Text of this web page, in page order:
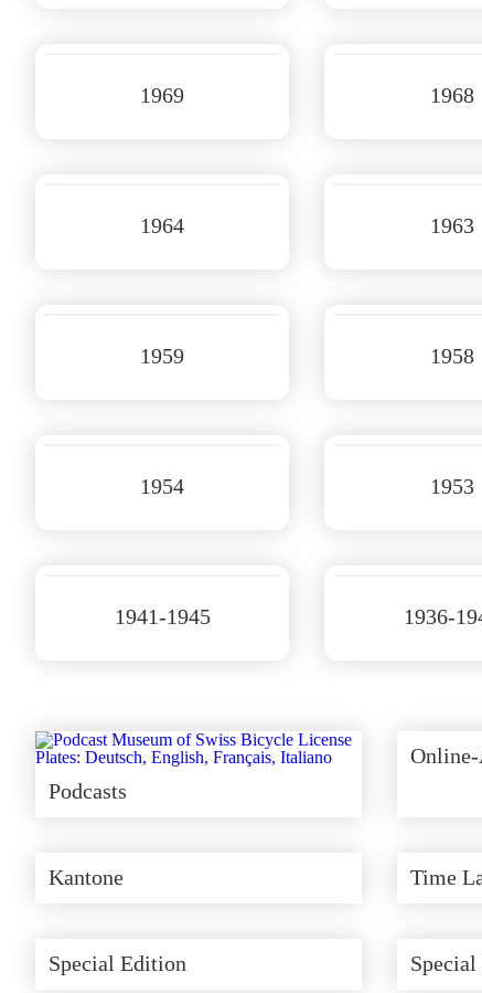
1969 1968
1964 1963
1959 1958
1954 1953
1941-1945 1936-
Podcasts
Kantone Time
Special Edition Special